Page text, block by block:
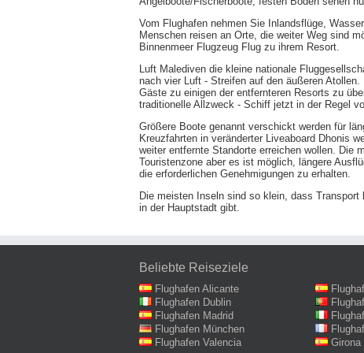
Vom Flughafen nehmen Sie Inlandsflüge,
Menschen reisen an Orte, die weiter Weg sind
Binnenmeer Flugzeug Flug zu ihrem Resort.
Luft Malediven die kleine nationale
nach vier Luft - Streifen auf den äußeren
Gäste zu einigen der entfernteren Resorts zu
traditionelle Allzweck - Schiff jetzt in der Regel
Größere Boote genannt verschickt werden für
Kreuzfahrten in veränderter Liveaboard Dhonis
weiter entfernte Standorte erreichen wollen. Die
Touristenzone aber es ist möglich, längere
die erforderlichen Genehmigungen zu erhalten.
Die meisten Inseln sind so klein, dass
in der Hauptstadt gibt.
Beliebte Reiseziele
Flughafen Alicante
Flughafen Dublin
Flughafen Madrid
Flughafen München
Flughafen Valencia
Girona